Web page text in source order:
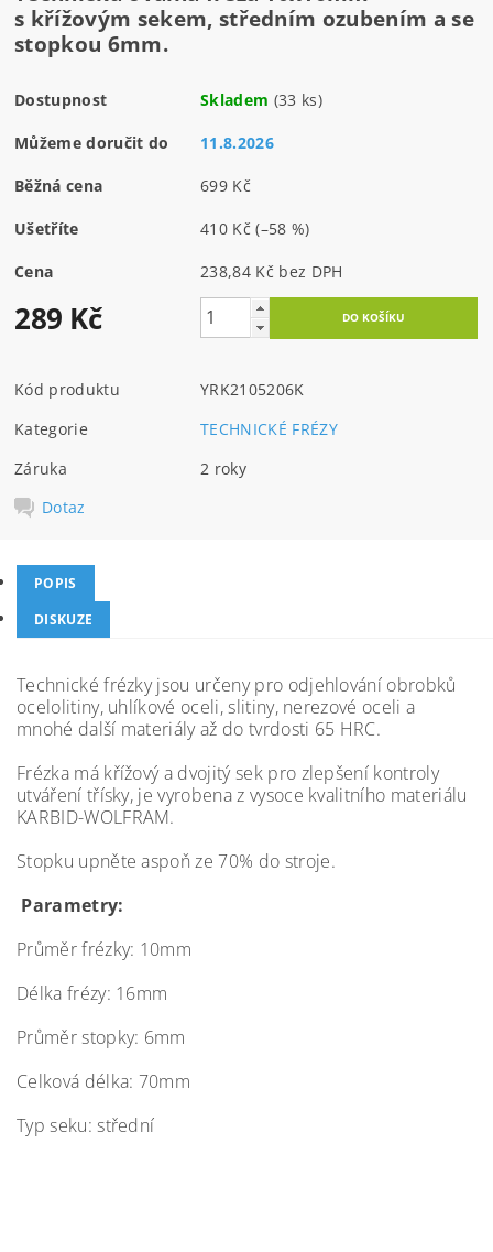
s křížovým sekem, středním ozubením a se
stopkou 6mm.
Dostupnost Skladem (33 ks)
Můžeme doručit do 11.8.2026
Běžná cena 699 Kč
Ušetříte 410 Kč(–58 %)
Cena 238,84 Kč bez DPH
289 Kč
Kód produktu
YRK2105206K
Kategorie
TECHNICKÉ FRÉZY
Záruka
2 roky
Dotaz
POPIS
DISKUZE
Technické frézky jsou určeny pro odjehlování obrobků
ocelolitiny, uhlíkové oceli, slitiny, nerezové oceli a
mnohé další materiály až do tvrdosti 65 HRC.
Frézka má křížový a dvojitý sek pro zlepšení kontroly
utváření třísky, je vyrobena z vysoce kvalitního materiálu
KARBID-WOLFRAM.
Stopku upněte aspoň ze 70% do stroje.
Parametry:
Průměr frézky: 10mm
Délka frézy: 16mm
Průměr stopky: 6mm
Celková délka: 70mm
Typ seku: střední